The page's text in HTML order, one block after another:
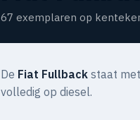
67 exemplaren op
De Fiat Fullback staat met
volledig op diesel.